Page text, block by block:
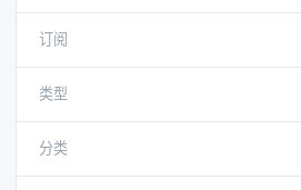
订阅
类型
分类